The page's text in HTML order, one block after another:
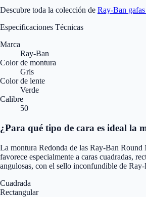
Descubre toda la colección de Ray-Ban
Especificaciones Técnicas
Marca
Ray-Ban
Color de montura
Gris
Color de lente
Verde
Calibre
50
¿Para qué tipo de cara es ideal la
La montura Redonda de las Ray-Ban
favorece especialmente a caras cuadradas,
angulosas, con el sello inconfundible de Ray-
Cuadrada
Rectangular